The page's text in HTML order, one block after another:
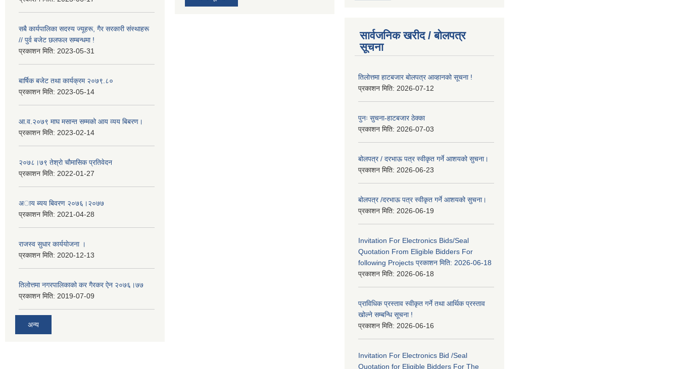
सबै कार्यपालिका सदस्य ज्यूहरू, गैर सरकारी संस्थाहरू
// पुर्व बजेट छलफल सम्बन्धमा !
प्रकाशन मिति: 2023-05-31
बार्षिक बजेट तथा कार्यक्रम २०७९.८०
प्रकाशन मिति: 2023-05-14
आ.व.२०७९ माघ मसान्त सम्मको आय व्यय बिबरण।
प्रकाशन मिति: 2023-02-14
२०७८।७९ तेश्राे चाैमासिक प्रतिवेदन
प्रकाशन मिति: 2022-01-27
अाय ब्यय बिवरण २०७६।२०७७
प्रकाशन मिति: 2021-04-28
राजस्व सुधार कार्ययाेजना ।
प्रकाशन मिति: 2020-12-13
तिलोत्तमा नगरपालिकाको कर गैरकर ऐन २०७६।७७
प्रकाशन मिति: 2019-07-09
अन्य
सार्वजनिक खरीद / बोलपत्र
सूचना
तिलोत्तमा हाटबजार बोलपत्र आव्हानको सूचना !
प्रकाशन मिति: 2026-07-12
पुनः सुचना-हाटबजार ठेक्का
प्रकाशन मिति: 2026-07-03
बोलपत्र / दरभाऊ पत्र स्वीकृत गर्ने आशयको सुचना।
प्रकाशन मिति: 2026-06-23
बोलपत्र /दरभाऊ पत्र स्वीकृत गर्ने आशयको सुचना।
प्रकाशन मिति: 2026-06-19
Invitation For Electronics Bids/Seal
Quotation From Eligible Bidders For
following Projects प्रकाशन मिति: 2026-06-18
प्रकाशन मिति: 2026-06-18
प्राविधिक प्रस्ताव स्वीकृत गर्ने तथा आर्थिक प्रस्ताव
खोल्ने सम्बन्धि सूचना !
प्रकाशन मिति: 2026-06-16
Invitation For Electronics Bid /Seal
Quotation for Eligible Bidders For The